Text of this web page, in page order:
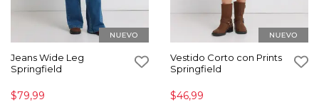
Jeans Wide Leg
Springfield
$79,99
Vestido Corto con Prints
Springfield
$46,99